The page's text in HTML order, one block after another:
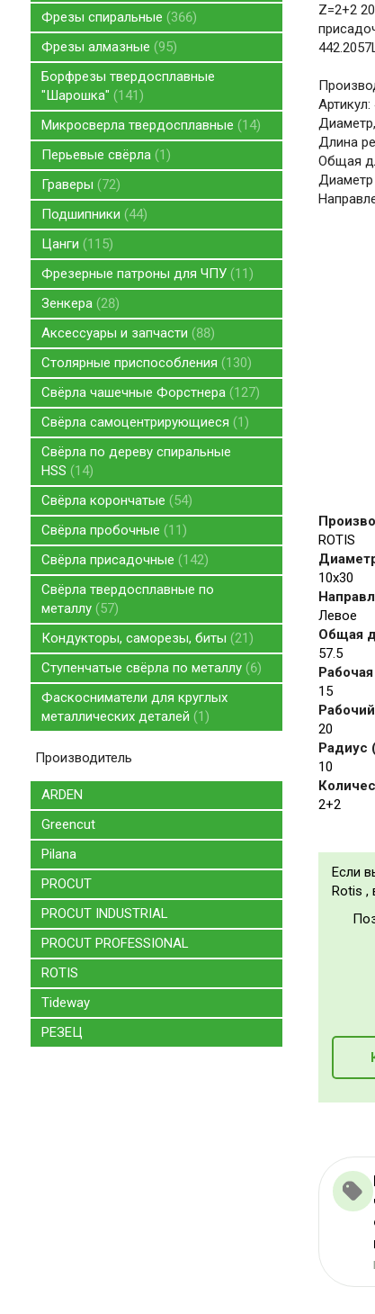
Фрезы спиральные
366
Фрезы алмазные
95
Борфрезы твердосплавные
"Шарошка"
141
Микросверла твердосплавные
14
Перьевые свёрла 1
Граверы
72
Подшипники
44
Цанги
115
Фрезерные патроны для ЧПУ 11
Зенкера 28
Аксессуары и запчасти
88
Столярные приспособления
130
Свёрла чашечные Форстнера 127
Свёрла самоцентрирующиеся
1
Свёрла по дереву спиральные
HSS
14
Свёрла корончатые
54
Свёрла пробочные
11
Свёрла присадочные
142
Свёрла твердосплавные по
металлу 57
Кондукторы, саморезы, биты 21
Ступенчатые свёрла по металлу 6
Фаскосниматели для круглых
металлических деталей
1
Производитель
ARDEN
Greencut
Pilana
PROCUT
PROCUT INDUSTRIAL
PROCUT PROFESSIONAL
ROTIS
Tideway
РЕЗЕЦ
Z=2+2
Артикул:
Длина
Общая
Диаметр
ROTIS
10x30
Левое
Общая
57.5
15
20
Радиус
10
2+2
Если
Rotis ,